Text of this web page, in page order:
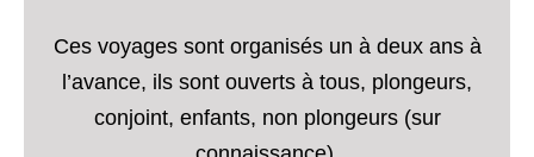
Ces voyages sont organisés un à deux ans à
l’avance, ils sont ouverts à tous, plongeurs,
conjoint, enfants, non plongeurs (sur